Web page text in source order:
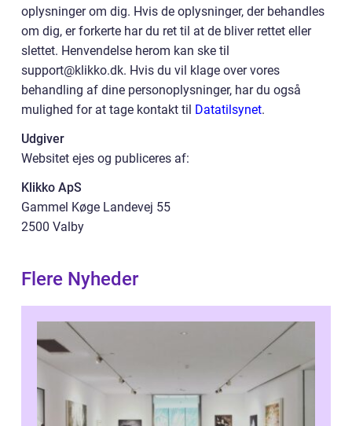
oplysninger om dig. Hvis de oplysninger, der behandles
om dig, er forkerte har du ret til at de bliver rettet eller
slettet. Henvendelse herom kan ske til
support@klikko.dk. Hvis du vil klage over vores
behandling af dine personoplysninger, har du også
mulighed for at tage kontakt til Datatilsynet.
Udgiver
Websitet ejes og publiceres af:
Klikko ApS
Gammel Køge Landevej 55
2500 Valby
Flere Nyheder